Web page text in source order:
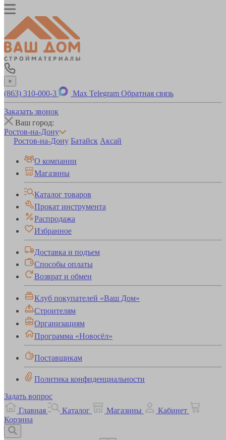
×
(863) 310-000-3 Max Telegram Обратная связь
Заказать звонок
Ваш город:
Ростов-на-Дону
Ростов-на-Дону Батайск Аксай
О компании
Магазины
Каталог товаров
Прокат инструмента
Распродажа
Избранное
Доставка и подъем
Способы оплаты
Возврат и обмен
Клуб покупателей «Ваш Дом»
Строителям
Организациям
Программа «Новосёл»
Поставщикам
Политика конфиденциальности
Задать вопрос
Главная
Каталог Магазины
Кабинет
Корзина